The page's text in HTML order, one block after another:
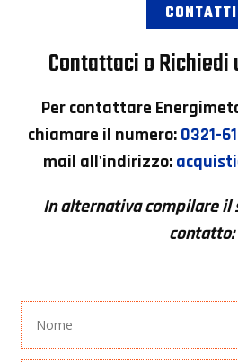
CONTATTI
Contattaci o
Per contattare
chiamare il numero:0321-
mail all'indirizzo:
In alternativa compilare il
contatto: